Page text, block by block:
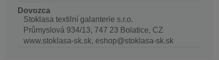
Dovozca
Stoklasa textilní galanterie s.r.o.
Průmyslová 934/13, 747 23 Bolatice, CZ
www.stoklasa-sk.sk, eshop@stoklasa-sk.sk